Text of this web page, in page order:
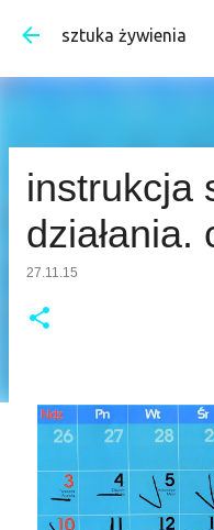
Przejdź do
sztuka żywienia
instrukcja
działania.
27.11.15